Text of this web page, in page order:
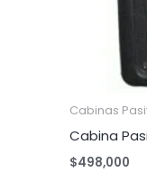
Cabinas
Cabina
$498,000